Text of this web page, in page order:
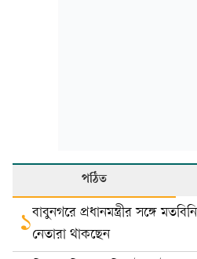
পঠিত
১বাবুনগরে প্রধানমন্ত্রীর সঙ্গে
নেতারা থাকছেন